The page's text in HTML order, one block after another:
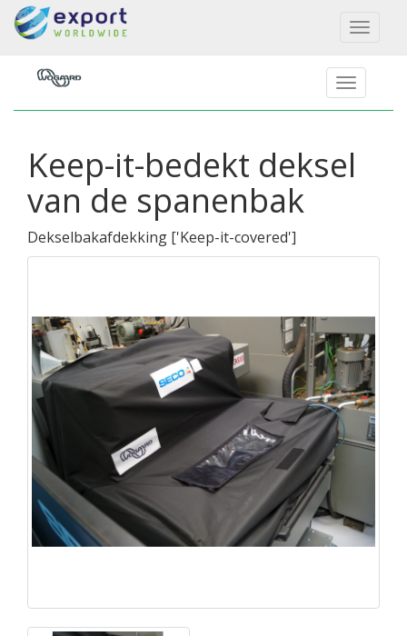
Toggle
Keep-it-bedekt deksel
van de spanenbak
Dekselbakafdekking ['Keep-it-covered']